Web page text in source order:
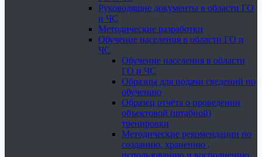
Руководящие документы в области ГО
и ЧС
Методические разработки
Обучение населения в области ГО и
ЧС
Обучение населения в области
ГО и ЧС
Образцы для подачи сведений по
обучению
Образец отчёта о проведении
объектовой (штабной)
тренировки
Методические рекомендации по
созданию, хранению ,
использованию и восполнению